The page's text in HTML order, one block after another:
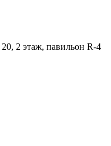
2 этаж, павильон R-4